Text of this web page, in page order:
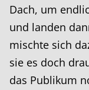
Dach, um
und landen
mischte sich
sie es doch
das Publikum